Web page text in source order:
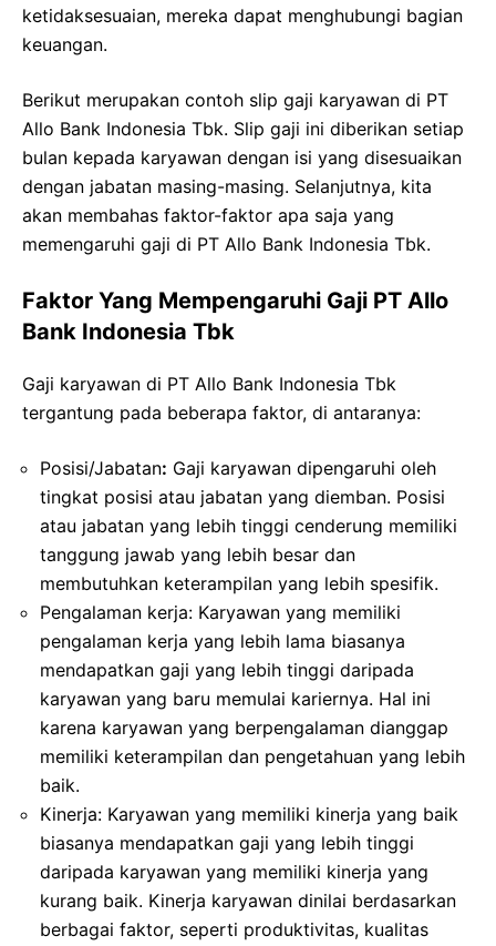
ketidaksesuaian, mereka dapat menghubungi bagian
keuangan.
Berikut merupakan contoh slip gaji karyawan di PT
Allo Bank Indonesia Tbk. Slip gaji ini diberikan setiap
bulan kepada karyawan dengan isi yang disesuaikan
dengan jabatan masing-masing. Selanjutnya, kita
akan membahas faktor-faktor apa saja yang
memengaruhi gaji di PT Allo Bank Indonesia Tbk.
Faktor Yang Mempengaruhi Gaji PT Allo
Bank Indonesia Tbk
Gaji karyawan di PT Allo Bank Indonesia Tbk
tergantung pada beberapa faktor, di antaranya:
Posisi/Jabatan: Gaji karyawan dipengaruhi oleh
tingkat posisi atau jabatan yang diemban. Posisi
atau jabatan yang lebih tinggi cenderung memiliki
tanggung jawab yang lebih besar dan
membutuhkan keterampilan yang lebih spesifik.
Pengalaman kerja: Karyawan yang memiliki
pengalaman kerja yang lebih lama biasanya
mendapatkan gaji yang lebih tinggi daripada
karyawan yang baru memulai kariernya. Hal ini
karena karyawan yang berpengalaman dianggap
memiliki keterampilan dan pengetahuan yang lebih
baik.
Kinerja: Karyawan yang memiliki kinerja yang baik
biasanya mendapatkan gaji yang lebih tinggi
daripada karyawan yang memiliki kinerja yang
kurang baik. Kinerja karyawan dinilai berdasarkan
berbagai faktor, seperti produktivitas, kualitas